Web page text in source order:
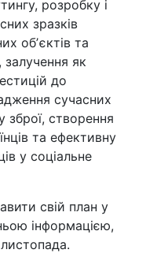
розробку і
зразків
обʼєктів та
залучення як
до
сучасних
зброї, створення
та ефективну
у соціальне
свій план у
інформацією,